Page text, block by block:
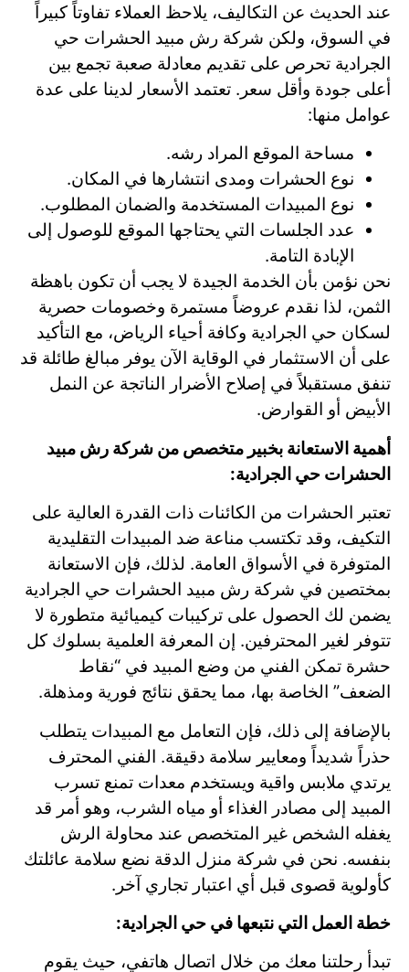
عند الحديث عن التكاليف، يلاحظ العملاء تفاوتاً كبيراً
في السوق، ولكن شركة رش مبيد الحشرات حي
الجرادية تحرص على تقديم معادلة صعبة تجمع بين
أعلى جودة وأقل سعر. تعتمد الأسعار لدينا على عدة
عوامل منها:
مساحة الموقع المراد رشه.
نوع الحشرات ومدى انتشارها في المكان.
نوع المبيدات المستخدمة والضمان المطلوب.
عدد الجلسات التي يحتاجها الموقع للوصول إلى
الإبادة التامة.
نحن نؤمن بأن الخدمة الجيدة لا يجب أن تكون باهظة
الثمن، لذا نقدم عروضاً مستمرة وخصومات حصرية
لسكان حي الجرادية وكافة أحياء الرياض، مع التأكيد
على أن الاستثمار في الوقاية الآن يوفر مبالغ طائلة قد
تنفق مستقبلاً في إصلاح الأضرار الناتجة عن النمل
الأبيض أو القوارض.
أهمية الاستعانة بخبير متخصص من شركة رش مبيد
الحشرات حي الجرادية:
تعتبر الحشرات من الكائنات ذات القدرة العالية على
التكيف، وقد تكتسب مناعة ضد المبيدات التقليدية
المتوفرة في الأسواق العامة. لذلك، فإن الاستعانة
بمختصين في شركة رش مبيد الحشرات حي الجرادية
يضمن لك الحصول على تركيبات كيميائية متطورة لا
تتوفر لغير المحترفين. إن المعرفة العلمية بسلوك كل
حشرة تمكن الفني من وضع المبيد في “نقاط
الضعف” الخاصة بها، مما يحقق نتائج فورية ومذهلة.
بالإضافة إلى ذلك، فإن التعامل مع المبيدات يتطلب
حذراً شديداً ومعايير سلامة دقيقة. الفني المحترف
يرتدي ملابس واقية ويستخدم معدات تمنع تسرب
المبيد إلى مصادر الغذاء أو مياه الشرب، وهو أمر قد
يغفله الشخص غير المتخصص عند محاولة الرش
بنفسه. نحن في شركة منزل الدقة نضع سلامة عائلتك
كأولوية قصوى قبل أي اعتبار تجاري آخر.
خطة العمل التي نتبعها في حي الجرادية:
تبدأ رحلتنا معك من خلال اتصال هاتفي، حيث يقوم